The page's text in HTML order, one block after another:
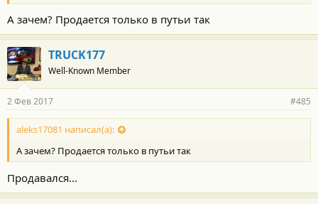
А зачем? Продается только в путьи так
TRUCK177
Well-Known Member
2 Фев 2017 #485
aleks17081 написал(а):
А зачем? Продается только в путьи так
Продавался...